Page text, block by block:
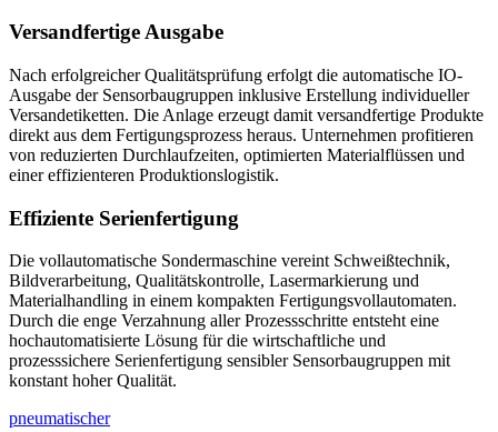
Versandfertige Ausgabe
Nach erfolgreicher Qualitätsprüfung erfolgt die automatische IO-
Ausgabe der Sensorbaugruppen inklusive Erstellung individueller
Versandetiketten. Die Anlage erzeugt damit versandfertige Produkte
direkt aus dem Fertigungsprozess heraus. Unternehmen profitieren
von reduzierten Durchlaufzeiten, optimierten Materialflüssen und
einer effizienteren Produktionslogistik.
Effiziente Serienfertigung
Die vollautomatische Sondermaschine vereint Schweißtechnik,
Bildverarbeitung, Qualitätskontrolle, Lasermarkierung und
Materialhandling in einem kompakten Fertigungsvollautomaten.
Durch die enge Verzahnung aller Prozessschritte entsteht eine
hochautomatisierte Lösung für die wirtschaftliche und
prozesssichere Serienfertigung sensibler Sensorbaugruppen mit
konstant hoher Qualität.
pneumatischer